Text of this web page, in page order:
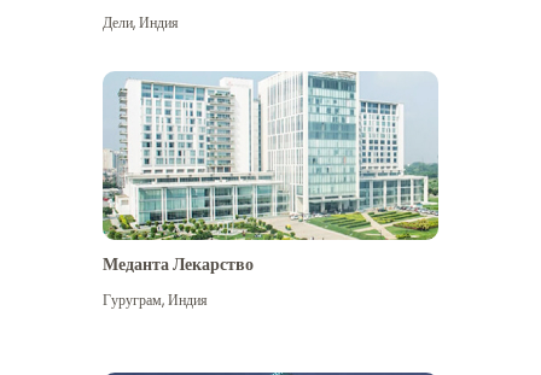
Дели,Индия
Меданта Лекарство
Гуруграм,Индия